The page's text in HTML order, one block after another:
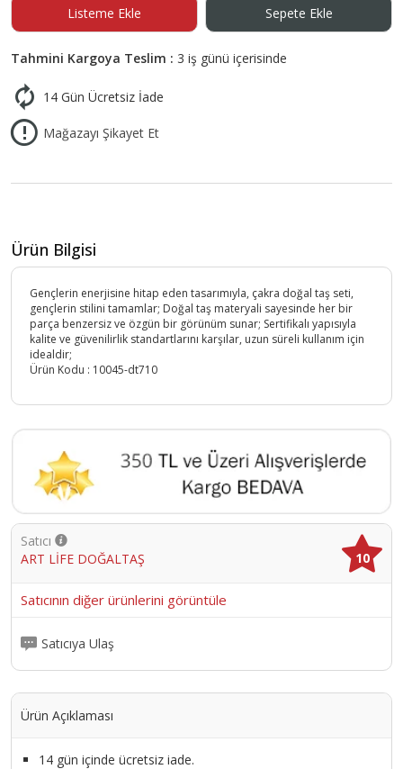
Listeme Ekle Sepete Ekle
Tahmini Kargoya Teslim : 3 iş günü içerisinde
14 Gün Ücretsiz İade
Mağazayı Şikayet Et
Ürün Bilgisi
Gençlerin enerjisine hitap eden tasarımıyla, çakra doğal taş seti,
gençlerin stilini tamamlar; Doğal taş materyali sayesinde her bir
parça benzersiz ve özgün bir görünüm sunar; Sertifikalı yapısıyla
kalite ve güvenilirlik standartlarını karşılar, uzun süreli kullanım için
idealdir;
Ürün Kodu : 10045-dt710
Satıcı
ART LİFE DOĞALTAŞ
10
Satıcının diğer ürünlerini görüntüle
Satıcıya Ulaş
Ürün Açıklaması
14 gün içinde ücretsiz iade.